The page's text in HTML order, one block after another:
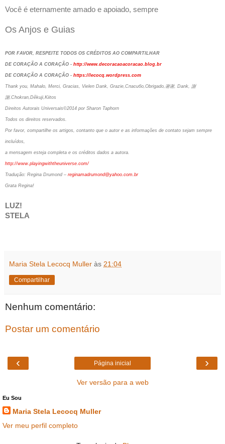
Você é eternamente amado e apoiado, sempre
Os Anjos e Guias
POR FAVOR, RESPEITE TODOS OS CRÉDITOS AO COMPARTILHAR
DE CORAÇÃO A CORAÇÃO - http://www.decoracaoacoracao.blog.br
DE CORAÇÃO A CORAÇÃO - https://lecocq.wordpress.com
Thank you, Mahalo, Merci, Gracias, Vielen Dank, Grazie,Спасибо,Obrigado,谢谢, Dank, 謝
謝,Chokran,Děkuji,Kiitos
Direitos Autorais Universais©2014 por Sharon Taphorn
Todos os direitos reservados.
Por favor, compartilhe os artigos, contanto que o autor e as informações de contato sejam sempre
incluídos,
a mensagem esteja completa e os créditos dados a autora.
http://www.playingwiththeuniverse.com/
Tradução: Regina Drumond – reginamadrumond@yahoo.com.br
Grata Regina!
LUZ!
STELA
Maria Stela Lecocq Muller às 21:04
Compartilhar
Nenhum comentário:
Postar um comentário
‹ ›
Página inicial
Ver versão para a web
Eu Sou
Maria Stela Lecocq Muller
Ver meu perfil completo